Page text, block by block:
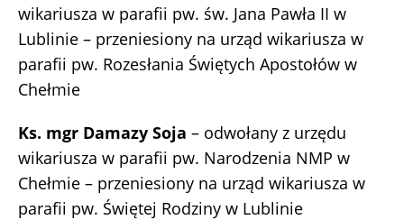
wikariusza w parafii pw. św. Jana Pawła II w
Lublinie – przeniesiony na urząd wikariusza w
parafii pw. Rozesłania Świętych Apostołów w
Chełmie
Ks. mgr Damazy Soja – odwołany z urzędu
wikariusza w parafii pw. Narodzenia NMP w
Chełmie – przeniesiony na urząd wikariusza w
parafii pw. Świętej Rodziny w Lublinie